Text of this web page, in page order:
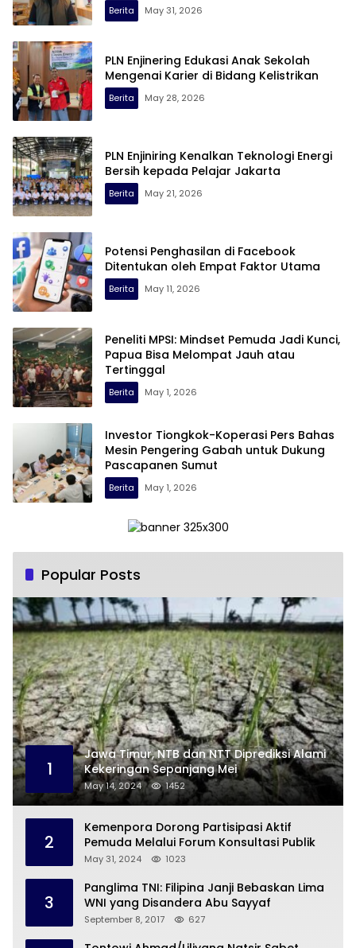
Berita May 31, 2026
PLN Enjinering Edukasi Anak Sekolah
Mengenai Karier di Bidang Kelistrikan
Berita May 28, 2026
PLN Enjiniring Kenalkan Teknologi Energi
Bersih kepada Pelajar Jakarta
Berita May 21, 2026
Potensi Penghasilan di Facebook
Ditentukan oleh Empat Faktor Utama
Berita May 11, 2026
Peneliti MPSI: Mindset Pemuda Jadi Kunci,
Papua Bisa Melompat Jauh atau
Tertinggal
Berita May 1, 2026
Investor Tiongkok-Koperasi Pers Bahas
Mesin Pengering Gabah untuk Dukung
Pascapanen Sumut
Berita May 1, 2026
Popular Posts
1
Jawa Timur, NTB dan NTT Diprediksi Alami
Kekeringan Sepanjang Mei
May 14, 2024 1452
2
Kemenpora Dorong Partisipasi Aktif
Pemuda Melalui Forum Konsultasi Publik
May 31, 2024 1023
3
Panglima TNI: Filipina Janji Bebaskan Lima
WNI yang Disandera Abu Sayyaf
September 8, 2017 627